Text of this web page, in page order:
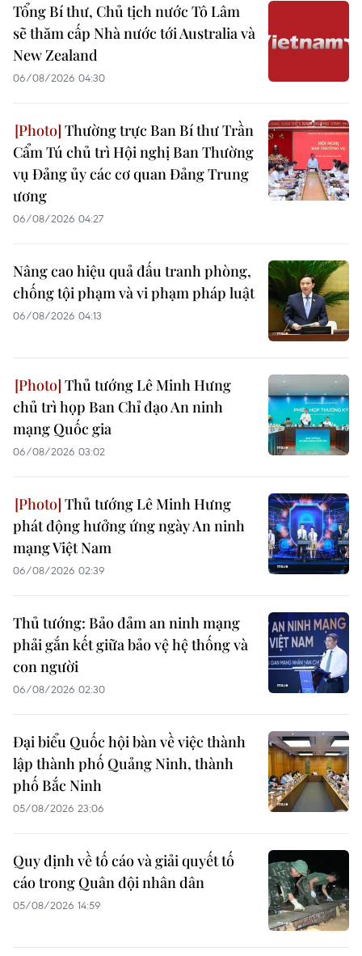
Tổng Bí thư, Chủ tịch nước Tô Lâm
sẽ thăm cấp Nhà nước tới Australia và
New Zealand
06/08/2026 04:30
Thường trực Ban Bí thư Trần
Cẩm Tú chủ trì Hội nghị Ban Thường
vụ Đảng ủy các cơ quan Đảng Trung
ương
06/08/2026 04:27
Nâng cao hiệu quả đấu tranh phòng,
chống tội phạm và vi phạm pháp luật
06/08/2026 04:13
Thủ tướng Lê Minh Hưng
chủ trì họp Ban Chỉ đạo An ninh
mạng Quốc gia
06/08/2026 03:02
Thủ tướng Lê Minh Hưng
phát động hưởng ứng ngày An ninh
mạng Việt Nam
06/08/2026 02:39
Thủ tướng: Bảo đảm an ninh mạng
phải gắn kết giữa bảo vệ hệ thống và
con người
06/08/2026 02:30
Đại biểu Quốc hội bàn về việc thành
lập thành phố Quảng Ninh, thành
phố Bắc Ninh
05/08/2026 23:06
Quy định về tố cáo và giải quyết tố
cáo trong Quân đội nhân dân
05/08/2026 14:59